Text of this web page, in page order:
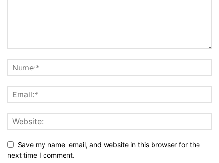
Save my name, email, and website in this browser for the
next time I comment.